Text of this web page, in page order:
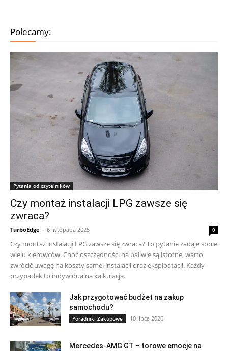
Polecamy:
Pytania od czytelników
Czy montaż instalacji LPG zawsze się
zwraca?
TurboEdge - 6 listopada 2025 0
Czy montaż instalacji LPG zawsze się zwraca? To pytanie zadaje sobie
wielu kierowców. Choć oszczędności na paliwie są istotne, warto
zwrócić uwagę na koszty samej instalacji oraz eksploatacji. Każdy
przypadek to indywidualna kalkulacja.
Jak przygotować budżet na zakup
samochodu?
Poradniki Zakupowe 10 lipca 2026
Mercedes-AMG GT – torowe emocje na